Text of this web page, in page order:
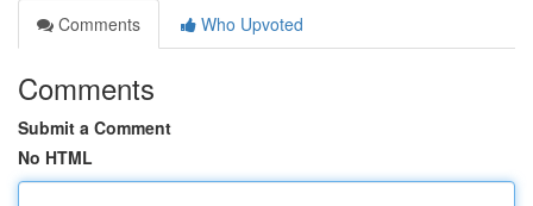
Comments
Who Upvoted
Comments
Submit a Comment
No HTML